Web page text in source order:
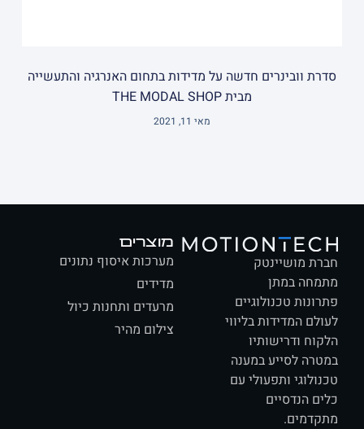
וובינרים חדשה על מדידות בתחום האנרגיה והתעשייה
מושיינטק
במתן
טכנולוגיים
המדידות בליווי
ודרישותיו
לסייע במענה
ותפעולי עם
הנדסיים
מוצרים
מערכות איסוף נתונים
מרעדים ותחנות כיול
צילום מהיר